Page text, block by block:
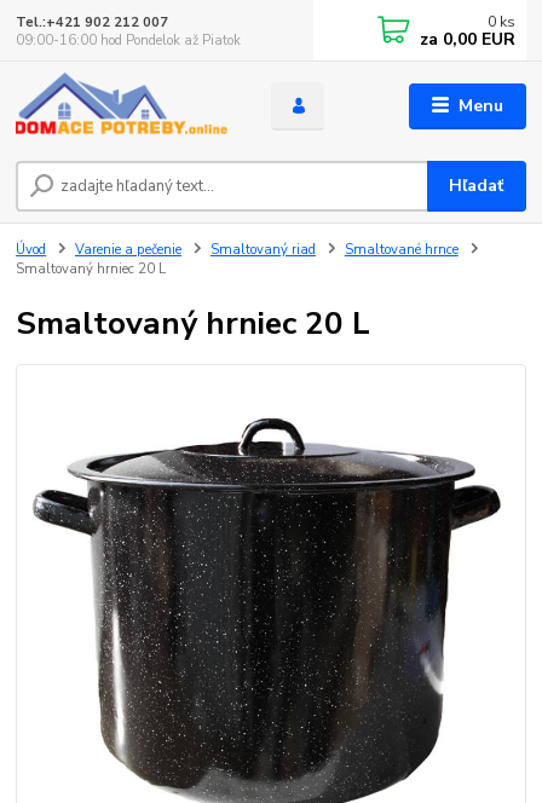
Menu
Hľadať
Tel.:+421 902 212 007
09:00-16:00 hod Pondelok až Piatok
0 ks
za 0,00 EUR
Úvod Varenie a pečenie Smaltovaný riad
Smaltované hrnce
Smaltovaný hrniec 20 L
Smaltovaný hrniec 20 L